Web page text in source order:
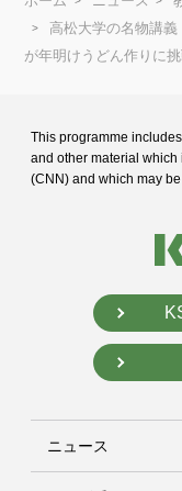
高松大学の名物講
が年明けうどん作りに
This programme
and other material which
(CNN) and which may
ニュース